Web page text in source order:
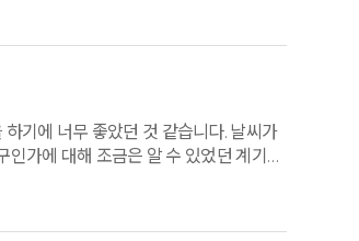
기에 너무 좋았던 것 같습니다. 날씨가
가에 대해 조금은 알 수 있었던 계기가
모르고 지내왔었는데 앞으로는 또다른
동안 가족들과 함께 해서 행복했고